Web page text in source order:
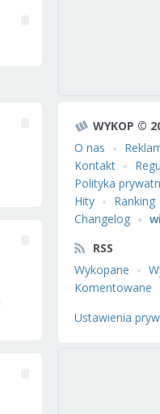
WYKOP ©
O nas
Kontakt
Polityka
Hity
Ranking
Changelog
RSS
Wykopane
Komentowane
Ustawienia